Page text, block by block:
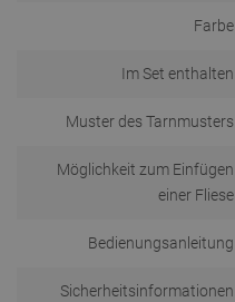
Farbe
Im Set enthalten
Muster des Tarnmusters
Möglichkeit zum Einfügen
einer Fliese
Bedienungsanleitung
Sicherheitsinformationen